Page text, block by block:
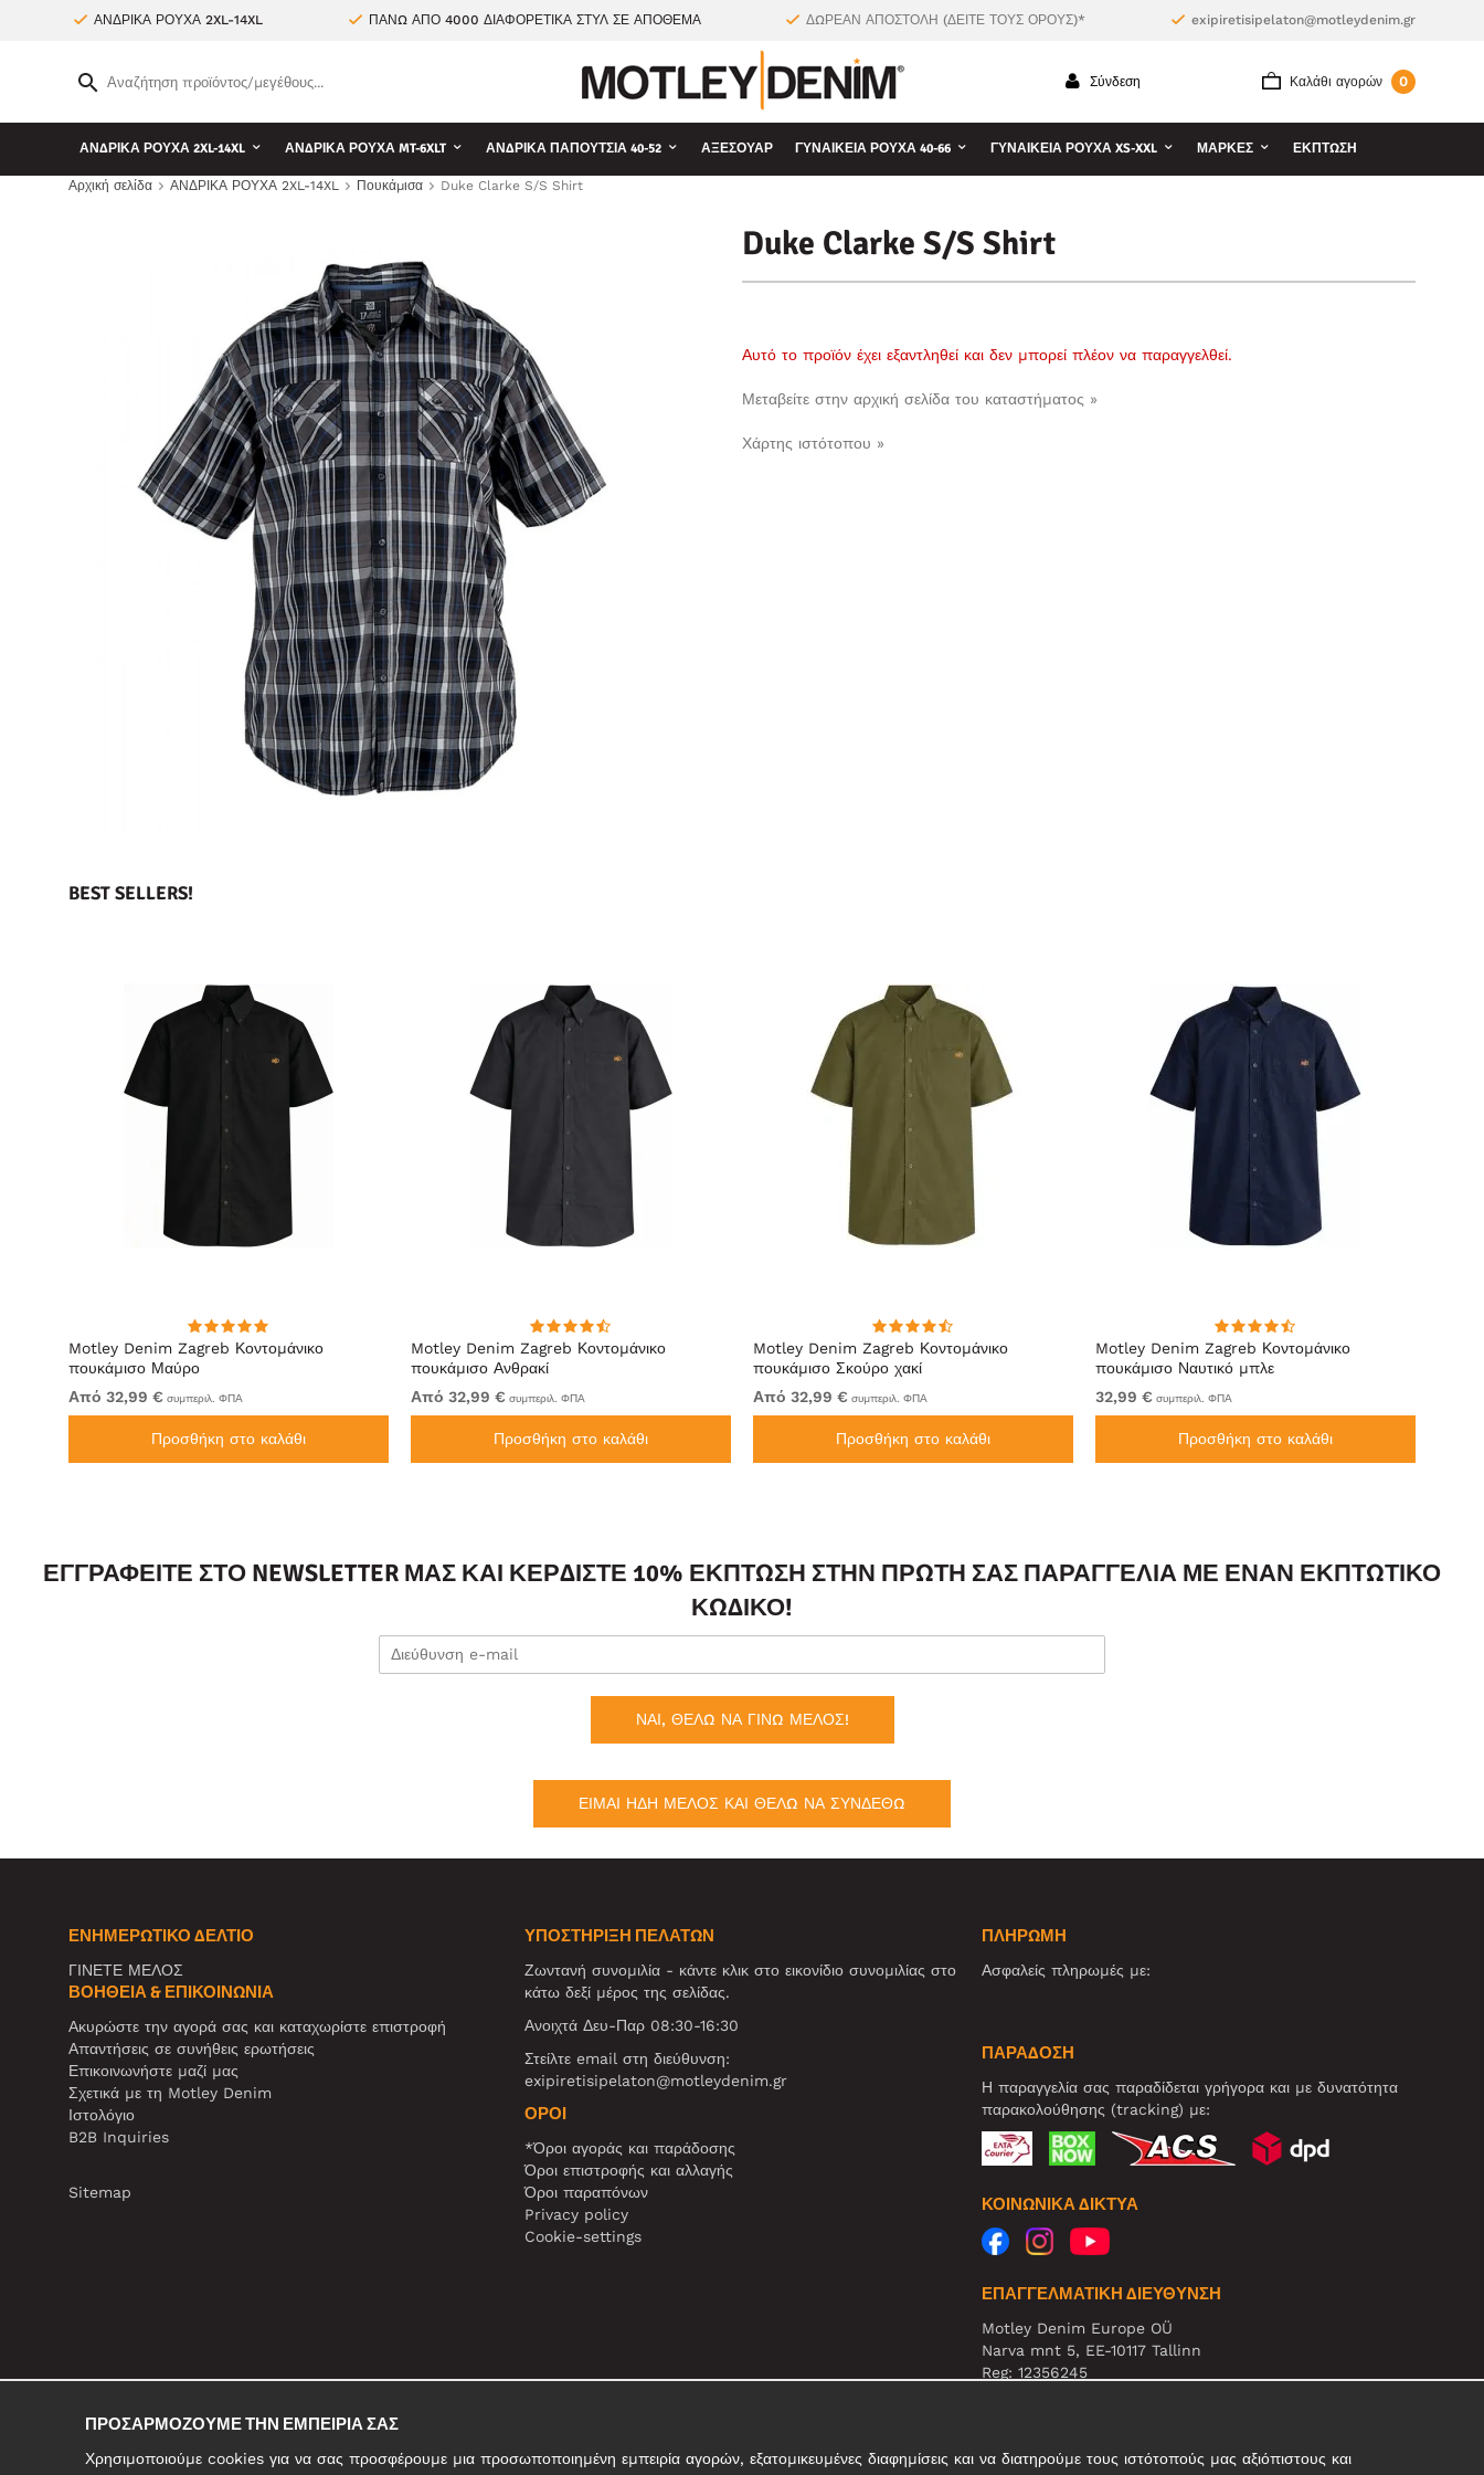
ΑΝΔΡΙΚΑ ΡΟΥΧΑ 2XL-14XL ΠΑΝΩ ΑΠΟ 4000 ΔΙΑΦΟΡΕΤΙΚΑ ΣΤΥΛ ΣΕ ΑΠΟΘΕΜΑ ΔΩΡΕΑΝ ΑΠΟΣΤΟΛΗ (ΔΕΙΤΕ ΤΟΥΣ ΟΡΟΥΣ)* exipiretisipelaton@motleydenim.gr
Καλάθι αγορών 0
Σύνδεση
ΑΝΔΡΙΚΑ ΡΟΥΧΑ 2XL-14XL ΑΝΔΡΙΚΑ ΡΟΥΧΑ MT-6XLT ΑΝΔΡΙΚΆ ΠΑΠΟΎΤΣΙΑ 40-52 ΑΞΕΣΟΥΆΡ ΓΥΝΑΙΚΕΊΑ ΡΟΎΧΑ 40-66 ΓΥΝΑΙΚΕΊΑ ΡΟΎΧΑ XS-XXL ΜΆΡΚΕΣ ΕΚΠΤΩΣΗ
Αρχική σελίδα ΑΝΔΡΙΚΑ ΡΟΥΧΑ 2XL-14XL Πουκάμισα Duke Clarke S/S Shirt
Duke Clarke S/S Shirt
Αυτό το προϊόν έχει εξαντληθεί και δεν μπορεί πλέον να παραγγελθεί.
Μεταβείτε στην αρχική σελίδα του καταστήματος »
Χάρτης ιστότοπου »
BEST SELLERS!
Motley Denim Zagreb Κοντομάνικο
πουκάμισο Μαύρο
Από 32,99 € συμπεριλ. ΦΠΑ
Προσθήκη στο καλάθι
Motley Denim Zagreb Κοντομάνικο
πουκάμισο Ανθρακί
Από 32,99 € συμπεριλ. ΦΠΑ
Προσθήκη στο καλάθι
Motley Denim Zagreb Κοντομάνικο
πουκάμισο Σκούρο χακί
Από 32,99 € συμπεριλ. ΦΠΑ
Προσθήκη στο καλάθι
Motley Denim Zagreb Κοντομάνικο
πουκάμισο Ναυτικό μπλε
32,99 € συμπεριλ. ΦΠΑ
Προσθήκη στο καλάθι
ΕΓΓΡΑΦΕΊΤΕ ΣΤΟ NEWSLETTER ΜΑΣ ΚΑΙ ΚΕΡΔΊΣΤΕ 10% ΈΚΠΤΩΣΗ ΣΤΗΝ ΠΡΏΤΗ ΣΑΣ ΠΑΡΑΓΓΕΛΊΑ ΜΕ ΈΝΑΝ ΕΚΠΤΩΤΙΚΌ
ΚΩΔΙΚΌ!
ΝΑΙ, ΘΕΛΩ ΝΑ ΓΙΝΩ ΜΕΛΟΣ!
ΕΙΜΑΙ ΗΔΗ ΜΕΛΟΣ ΚΑΙ ΘΕΛΩ ΝΑ ΣΥΝΔΕΘΩ
ΕΝΗΜΕΡΩΤΙΚΌ ΔΕΛΤΊΟ
ΓΙΝΕΤΕ ΜΕΛΟΣ
ΒΟΉΘΕΙΑ & ΕΠΙΚΟΙΝΩΝΊΑ
Ακυρώστε την αγορά σας και καταχωρίστε επιστροφή
Απαντήσεις σε συνήθεις ερωτήσεις
Επικοινωνήστε μαζί μας
Σχετικά με τη Motley Denim
Ιστολόγιο
B2B Inquiries
Sitemap
ΥΠΟΣΤΗΡΙΞΗ ΠΕΛΑΤΩΝ
Ζωντανή συνομιλία - κάντε κλικ στο εικονίδιο συνομιλίας στο
κάτω δεξί μέρος της σελίδας.
Ανοιχτά Δευ-Παρ 08:30-16:30
Στείλτε email στη διεύθυνση:
exipiretisipelaton@motleydenim.gr
ΌΡΟΙ
*Όροι αγοράς και παράδοσης
Όροι επιστροφής και αλλαγής
Όροι παραπόνων
Privacy policy
Cookie-settings
ΠΛΗΡΩΜΗ
Ασφαλείς πληρωμές με:
ΠΑΡΑΔΟΣΗ
Η παραγγελία σας παραδίδεται γρήγορα και με δυνατότητα
παρακολούθησης (tracking) με:
ΚΟΙΝΩΝΙΚΆ ΔΊΚΤΥΑ
ΕΠΑΓΓΕΛΜΑΤΙΚΗ ΔΙΕΥΘΥΝΣΗ
Motley Denim Europe OÜ
Narva mnt 5, EE-10117 Tallinn
Reg: 12356245
ΠΡΟΣΑΡΜΌΖΟΥΜΕ ΤΗΝ ΕΜΠΕΙΡΊΑ ΣΑΣ
Χρησιμοποιούμε cookies για να σας προσφέρουμε μια προσωποποιημένη εμπειρία αγορών, εξατομικευμένες διαφημίσεις και να διατηρούμε τους ιστότοπούς μας αξιόπιστους και